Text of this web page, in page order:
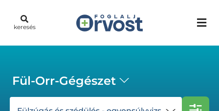
keresés
Fül-Orr-Gégészet